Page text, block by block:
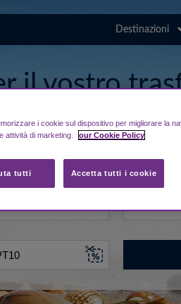
Destinazioni
il vostro
di
Data
i cookie sul dispositivo per migliorare la
attività di marketing.
our Cookie Policy
tutti Accetta tutti i cookie